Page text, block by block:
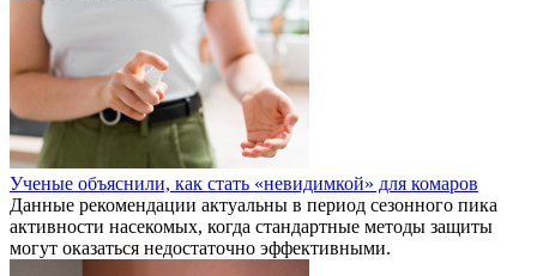
Ученые объяснили, как стать «невидимкой» для комаров
Данные рекомендации актуальны в период сезонного пика
активности насекомых, когда стандартные методы защиты
могут оказаться недостаточно эффективными.